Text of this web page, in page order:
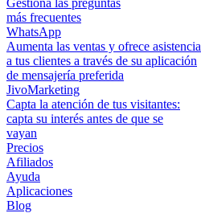
Gestiona las preguntas
más frecuentes
WhatsApp
Aumenta las ventas y ofrece asistencia
a tus clientes a través de su aplicación
de mensajería preferida
JivoMarketing
Capta la atención de tus visitantes:
capta su interés antes de que se
vayan
Precios
Afiliados
Ayuda
Aplicaciones
Blog